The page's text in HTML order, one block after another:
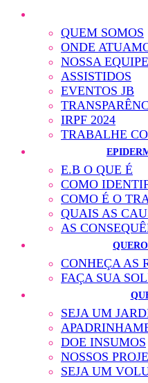
QUEM SOMOS
ONDE
NOSSA EQUIPE
ASSISTIDOS
EVENTOS JB
IRPF 2024
TRABALHE
E.B O QUE É
COMO
COMO É O
QUAIS AS
AS
CONHEÇA AS
FAÇA SUA
SEJA UM
DOE INSUMOS
NOSSOS
SEJA UM